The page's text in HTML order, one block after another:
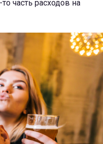
часть расходов на